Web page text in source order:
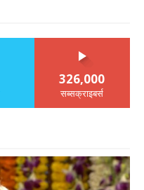
326,000
सब्सक्राइबर्स